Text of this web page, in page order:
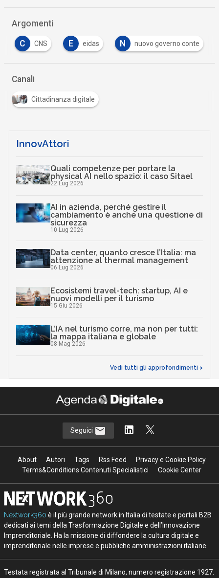
Argomenti
C CNS E eidas N nuovo governo conte
Canali
Cittadinanza digitale
InnovAttori
Quali competenze per portare la
physical AI nello spazio: il caso Sitael
22 Lug 2026
AI in azienda, perché gestire il
cambiamento è anche una questione di
sicurezza
10 Lug 2026
Data center, quanto cresce l’Italia: ma
attenzione al thermal management
06 Lug 2026
Ecosistemi travel-tech: startup, AI e
nuovi modelli per il turismo
15 Giu 2026
L’IA nel turismo corre, ma non per tutti:
la mappa italiana e globale
08 Mag 2026
Vedi tutti gli approfondimenti >
Seguici
About Autori Tags Rss Feed
Privacy e Cookie Policy
Terms&Conditions Contenuti Specialistici
Cookie Center
Nextwork360 è il più grande network in Italia di testate e portali B2B
dedicati ai temi della Trasformazione Digitale e dell’Innovazione
Imprenditoriale. Ha la missione di diffondere la cultura digitale e
imprenditoriale nelle imprese e pubbliche amministrazioni italiane.
Testata registrata al Tribunale di Milano, numero registrazione 1927.